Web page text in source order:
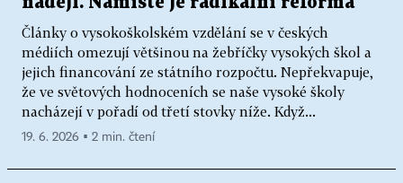
Články o vysokoškolském vzdělání se v českých
médiích omezují většinou na žebříčky vysokých škol a
jejich financování ze státního rozpočtu. Nepřekvapuje,
že ve světových hodnoceních se naše vysoké školy
nacházejí v pořadí od třetí stovky níže. Když...
19. 6. 2026 ▪ 2 min. čtení